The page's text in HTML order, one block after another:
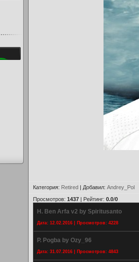
Категория: Retired | Добавил: Andrey_Pol
Просмотров: 1437 | Рейтинг: 0.0/0
H. Ben Arfa v2 by Spiritusanto
Дата: 12.02.2016 | Просмотров: 4228
P. Pogba by Ozy_96
Дата: 31.07.2016 | Просмотров: 4843